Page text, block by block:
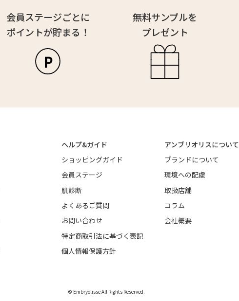
会員ステージごとに
ポイントが貯まる！
無料サンプルを
プレゼント
ヘルプ&ガイド
ショッピングガイド
会員ステージ
肌診断
よくあるご質問
お問い合わせ
特定商取引法に基づく表記
個人情報保護方針
アンブリオリスについて
ブランドについて
環境への配慮
取扱店舗
コラム
会社概要
© Embryolisse All Rights Reserved.